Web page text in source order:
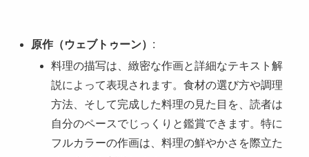
原作（ウェブトゥーン） :
料理の描写は、緻密な作画と詳細なテキスト解
説によって表現されます。食材の選び方や調理
方法、そして完成した料理の見た目を、読者は
自分のペースでじっくりと鑑賞できます。特に
フルカラーの作画は、料理の鮮やかさを際立た